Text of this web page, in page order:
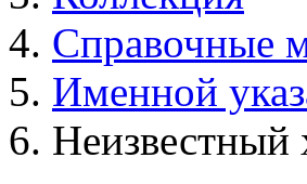
Справочные
Именной
Неизвестный